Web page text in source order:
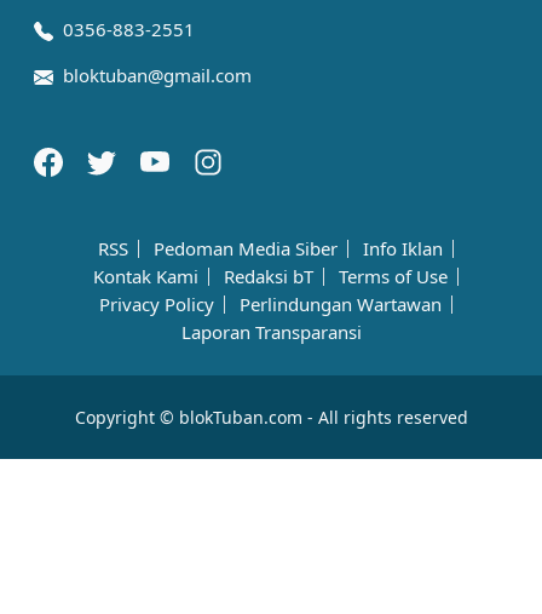
0356-883-2551
bloktuban@gmail.com
RSS Pedoman Media Siber
Info Iklan
Kontak Kami
Redaksi bT
Terms of Use
Privacy Policy
Perlindungan Wartawan
Laporan Transparansi
Copyright © blokTuban.com - All rights reserved